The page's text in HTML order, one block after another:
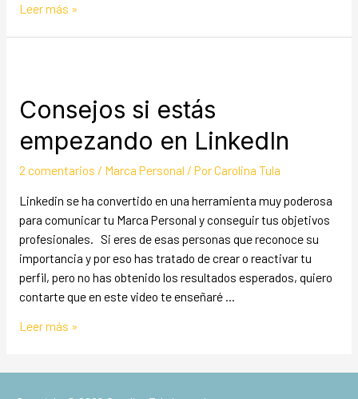
Leer más »
Consejos si estás
empezando en LinkedIn
2 comentarios / Marca Personal / PorCarolina Tula
Linkedin se ha convertido en una herramienta muy poderosa
para comunicar tu Marca Personal y conseguir tus objetivos
profesionales. Si eres de esas personas que reconoce su
importancia y por eso has tratado de crear o reactivar tu
perfil, pero no has obtenido los resultados esperados, quiero
contarte que en este video te enseñaré …
Leer más »